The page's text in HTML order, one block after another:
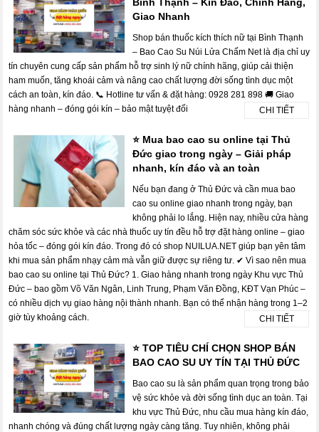
Giao Nhanh
Shop bán thuốc kích thích nữ tại Bình Thạnh
– Bao Cao Su Núi Lửa Chấm Net là địa chỉ uy
tín chuyên cung cấp sản phẩm hỗ trợ sinh lý nữ chính hãng, giúp cải thiện
ham muốn, tăng khoái cảm và nâng cao chất lượng đời sống tình dục một
cách an toàn, kín đáo. 📞 Hotline tư vấn & đặt hàng: 0928 281 898 🚚 Giao
hàng nhanh – đóng gói kín – bảo mật tuyệt đối
CHI TIẾT
⭐ Mua bao cao su online tại Thủ
Đức giao trong ngày – Giải pháp
nhanh, kín đáo và an toàn
Nếu bạn đang ở Thủ Đức và cần mua bao
cao su online giao nhanh trong ngày, bạn
không phải lo lắng. Hiện nay, nhiều cửa hàng
chăm sóc sức khỏe và các nhà thuốc uy tín đều hỗ trợ đặt hàng online – giao
hỏa tốc – đóng gói kín đáo. Trong đó có shop NUILUA.NET giúp bạn yên tâm
khi mua sản phẩm nhạy cảm mà vẫn giữ được sự riêng tư. ✔ Vì sao nên mua
bao cao su online tại Thủ Đức? 1. Giao hàng nhanh trong ngày Khu vực Thủ
Đức – bao gồm Võ Văn Ngân, Linh Trung, Phạm Văn Đồng, KĐT Vạn Phúc –
có nhiều dịch vụ giao hàng nội thành nhanh. Bạn có thể nhận hàng trong 1–2
giờ tùy khoảng cách.
CHI TIẾT
⭐ TOP TIÊU CHÍ CHỌN SHOP BÁN
BAO CAO SU UY TÍN TẠI THỦ ĐỨC
Bao cao su là sản phẩm quan trọng trong bảo
vệ sức khỏe và đời sống tình dục an toàn. Tại
khu vực Thủ Đức, nhu cầu mua hàng kín đáo,
nhanh chóng và đúng chất lượng ngày càng tăng. Tuy nhiên, không phải